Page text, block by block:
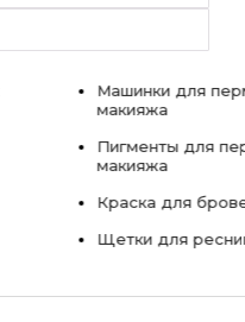
Машинки для
макияжа
Пигменты для
макияжа
Краска для
Щетки для